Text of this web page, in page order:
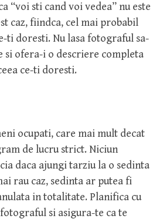
“voi sti cand voi vedea” nu este
caz, fiindca, cel mai probabil
ti doresti. Nu lasa fotograful sa-
si ofera-i o descriere completa
ce-ti doresti.
ocupati, care mai mult decat
de lucru strict. Niciun
daca ajungi tarziu la o sedinta
rau caz, sedinta ar putea fi
in totalitate. Planifica cu
si asigura-te ca te